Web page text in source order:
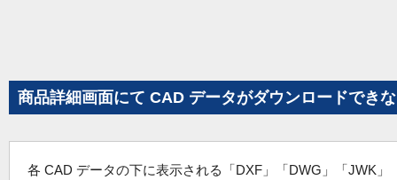
商品詳細画面にて CAD データがダウンロードでき
各 CAD データの下に表示される「DXF」「DWG」「JWK